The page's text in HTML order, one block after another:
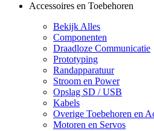
Accessoires en Toebehoren
Bekijk Alles
Componenten
Draadloze Communicatie
Prototyping
Randapparatuur
Stroom en Power
Opslag SD / USB
Kabels
Overige Toebehoren en
Motoren en Servos